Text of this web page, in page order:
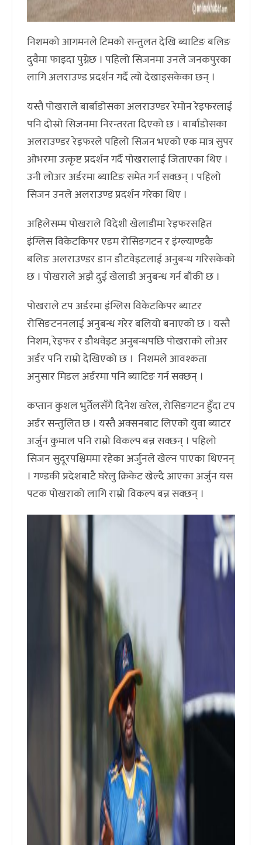
निशमको आगमनले टिमको सन्तुलत देखि ब्याटिङ बलिङ
दुवैमा फाइदा पुग्नेछ । पहिलो सिजनमा उनले जनकपुरका
लागि अलराउण्ड प्रदर्शन गर्दै त्यो देखाइसकेका छन् ।
यस्तै पोखराले बार्बाडोसका अलराउण्डर रेमोन रेइफरलाई
पनि दोस्रो सिजनमा निरन्तरता दिएको छ । बार्बाडोसका
अलराउण्डर रेइफरले पहिलो सिजन भएको एक मात्र सुपर
ओभरमा उत्कृष्ट प्रदर्शन गर्दै पोखरालाई जिताएका थिए ।
उनी लोअर अर्डरमा ब्याटिङ समेत गर्न सक्छन् । पहिलो
सिजन उनले अलराउण्ड प्रदर्शन गरेका थिए ।
अहिलेसम्म पोखराले विदेशी खेलाडीमा रेइफरसहित
इंग्लिस विकेटकिपर एडम रोसिङगटन र इंग्ल्याण्डकै
बलिङ अलराउण्डर डान डौटवेइटलाई अनुबन्ध गरिसकेको
छ । पोखराले अझै दुई खेलाडी अनुबन्ध गर्न बाँकी छ ।
पोखराले टप अर्डरमा इंग्लिस विकेटकिपर ब्याटर
रोसिङटननलाई अनुबन्ध गरेर बलियो बनाएको छ । यस्तै
निशम, रेइफर र डौथवेइट अनुबन्धपछि पोखराको लोअर
अर्डर पनि राम्रो देखिएको छ । निशमले आवश्कता
अनुसार मिडल अर्डरमा पनि ब्याटिङ गर्न सक्छन् ।
कप्तान कुशल भुर्तेलसँगै दिनेश खरेल, रोसिङगटन हुँदा टप
अर्डर सन्तुलित छ । यस्तै अक्सनबाट लिएको युवा ब्याटर
अर्जुन कुमाल पनि राम्रो विकल्प बन्न सक्छन् । पहिलो
सिजन सुदूरपश्चिममा रहेका अर्जुनले खेल्न पाएका थिएनन्
। गण्डकी प्रदेशबाटै घरेलु क्रिकेट खेल्दै आएका अर्जुन यस
पटक पोखराको लागि राम्रो विकल्प बन्न सक्छन् ।